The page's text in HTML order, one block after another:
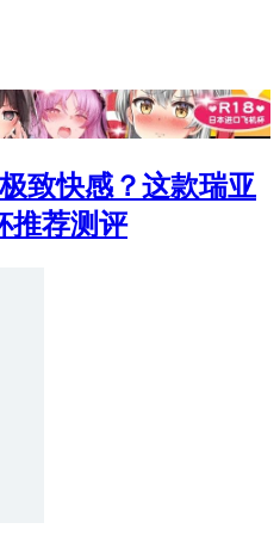
致快感？这款瑞亚
推荐测评